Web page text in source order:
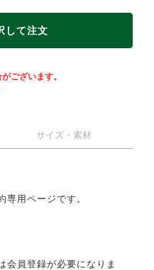
して注文
ございます。
サイズ・素材
専用ページです。
員登録が必要になりま